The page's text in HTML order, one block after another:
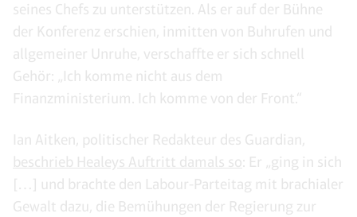
seines Chefs zu unterstützen. Als er auf der Bühne
der Konferenz erschien, inmitten von Buhrufen und
allgemeiner Unruhe, verschaffte er sich schnell
Gehör: „Ich komme nicht aus dem
Finanzministerium. Ich komme von der Front.“
Ian Aitken, politischer Redakteur des Guardian,
beschrieb Healeys Auftritt damals so: Er „ging in sich
[…] und brachte den Labour-Parteitag mit brachialer
Gewalt dazu, die Bemühungen der Regierung zur